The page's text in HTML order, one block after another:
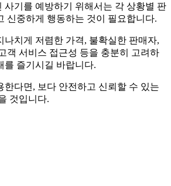
사기를 예방하기 위해서는 각 상황별 판
신중하게 행동하는 것이 필요합니다.
나치게 저렴한 가격, 불확실한 판매자,
객 서비스 접근성 등을 충분히 고려하
를 즐기시길 바랍니다.
한다면, 보다 안전하고 신뢰할 수 있는
것입니다.